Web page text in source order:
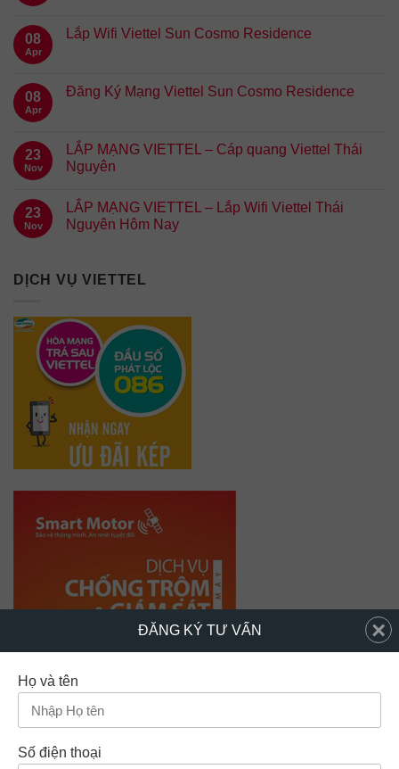
08
Apr
Lắp Wifi Viettel Sun Cosmo Residence
08
Apr
Đăng Ký Mạng Viettel Sun Cosmo Residence
23
Nov
LẮP MẠNG VIETTEL – Cáp quang Viettel Thái
Nguyên
23
Nov
LẮP MẠNG VIETTEL – Lắp Wifi Viettel Thái
Nguyên Hôm Nay
DỊCH VỤ VIETTEL
ĐĂNG KÝ TƯ VẤN
Họ và tên
Số điện thoại
×